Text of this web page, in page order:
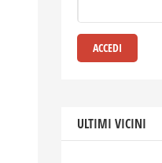
ULTIMI VICINI